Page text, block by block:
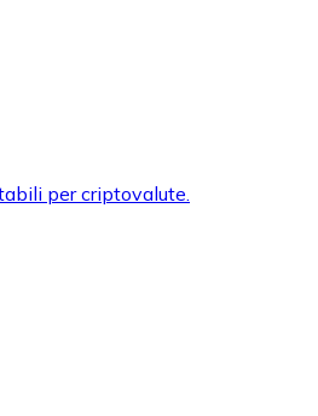
per criptovalute.